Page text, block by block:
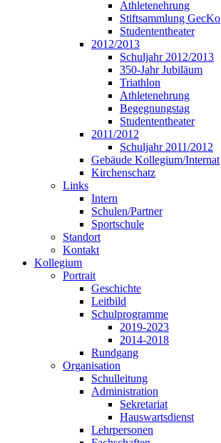
Athletenehrung
Stiftsammlung GecKo
Studententheater
2012/2013
Schuljahr 2012/2013
350-Jahr Jubiläum
Triathlon
Athletenehrung
Begegnungstag
Studententheater
2011/2012
Schuljahr 2011/2012
Gebäude Kollegium/Internat
Kirchenschatz
Links
Intern
Schulen/Partner
Sportschule
Standort
Kontakt
Kollegium
Portrait
Geschichte
Leitbild
Schulprogramme
2019-2023
2014-2018
Rundgang
Organisation
Schulleitung
Administration
Sekretariat
Hauswartsdienst
Lehrpersonen